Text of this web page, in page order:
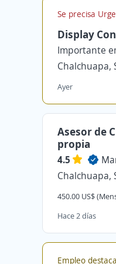
Se precisa
Display
Importante
Chalchuapa,
Ayer
Asesor de
propia
4.5
Chalchuapa,
450.00 US$
Hace 2 días
Empleo